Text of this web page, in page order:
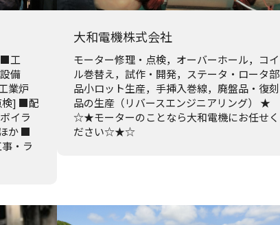
■工
備
業炉
検] ■配
イラ
か ■
・ラ
大和電機株式会社
モーター修理・点検，オーバーホール，コイ
ル巻替え，試作・開発，ステータ・ロータ部
品小ロット生産，手挿入巻線，廃盤品・復刻
品の生産（リバースエンジニアリング） ★
☆★モーターのことなら大和電機にお任せく
ださい☆★☆